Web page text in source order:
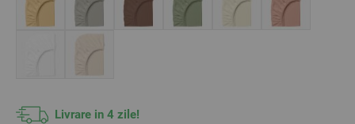
Livrare in 4 zile!